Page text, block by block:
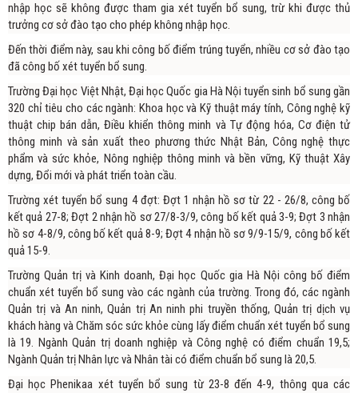
nhập học sẽ không được tham gia xét tuyển bổ sung, trừ khi được thủ
trưởng cơ sở đào tạo cho phép không nhập học.
Đến thời điểm này, sau khi công bố điểm trúng tuyển, nhiều cơ sở đào tạo
đã công bố xét tuyển bổ sung.
Trường Đại học Việt Nhật, Đại học Quốc gia Hà Nội tuyển sinh bổ sung gần
320 chỉ tiêu cho các ngành: Khoa học và Kỹ thuật máy tính, Công nghệ kỹ
thuật chip bán dẫn, Điều khiển thông minh và Tự động hóa, Cơ điện tử
thông minh và sản xuất theo phương thức Nhật Bản, Công nghệ thực
phẩm và sức khỏe, Nông nghiệp thông minh và bền vững, Kỹ thuật Xây
dựng, Đổi mới và phát triển toàn cầu.
Trường xét tuyển bổ sung 4 đợt: Đợt 1 nhận hồ sơ từ 22 - 26/8, công bố
kết quả 27-8; Đợt 2 nhận hồ sơ 27/8-3/9, công bố kết quả 3-9; Đợt 3 nhận
hồ sơ 4-8/9, công bố kết quả 8-9; Đợt 4 nhận hồ sơ 9/9-15/9, công bố kết
quả 15-9.
Trường Quản trị và Kinh doanh, Đại học Quốc gia Hà Nội công bố điểm
chuẩn xét tuyển bổ sung vào các ngành của trường. Trong đó, các ngành
Quản trị và An ninh, Quản trị An ninh phi truyền thống, Quản trị dịch vụ
khách hàng và Chăm sóc sức khỏe cùng lấy điểm chuẩn xét tuyển bổ sung
là 19. Ngành Quản trị doanh nghiệp và Công nghệ có điểm chuẩn 19,5;
Ngành Quản trị Nhân lực và Nhân tài có điểm chuẩn bổ sung là 20,5.
Đại học Phenikaa xét tuyển bổ sung từ 23-8 đến 4-9, thông qua các